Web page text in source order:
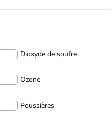
Dioxyde de soufre
Ozone
Poussières